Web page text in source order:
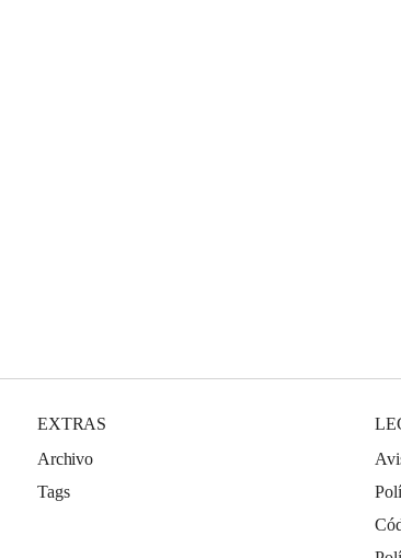
EXTRAS
Archivo
Tags